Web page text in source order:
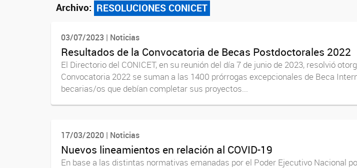
Archivo: RESOLUCIONES CONICET
03/07/2023 | Noticias
Resultados de la Convocatoria de Becas Postdoctorales 2022
El Directorio del CONICET, en su reunión del día 7 de junio de 2023, resolvió
Convocatoria 2022 se suman a las 1400 prórrogas excepcionales de Beca
becarias/os que debían completar sus proyectos...
17/03/2020 | Noticias
Nuevos lineamientos en relación al COVID-19
En base a las distintas normativas emanadas por el Poder Ejecutivo Nacional